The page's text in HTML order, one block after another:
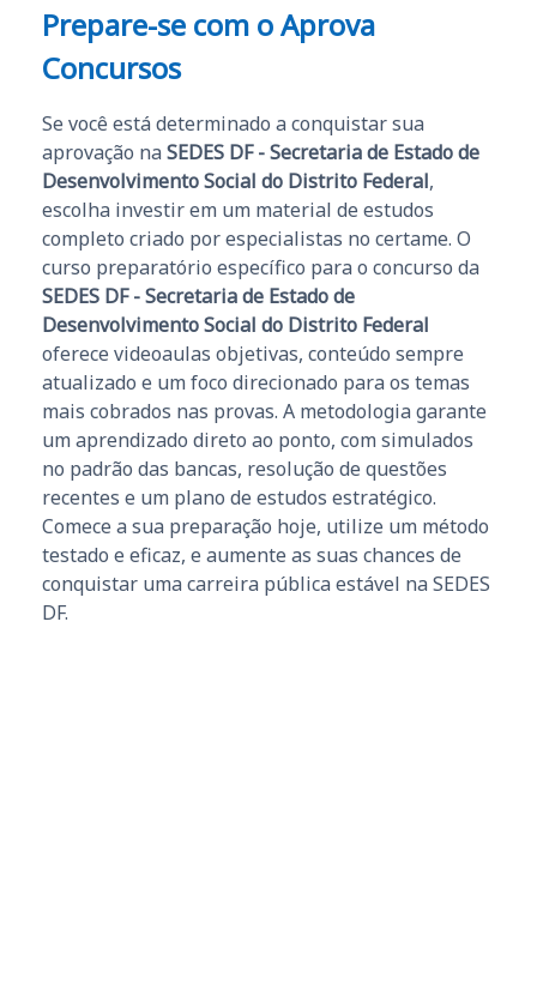
Prepare-se com o Aprova
Concursos
Se você está determinado a conquistar sua
aprovação na SEDES DF - Secretaria de Estado de
Desenvolvimento Social do Distrito Federal,
escolha investir em um material de estudos
completo criado por especialistas no certame. O
curso preparatório específico para o concurso da
SEDES DF - Secretaria de Estado de
Desenvolvimento Social do Distrito Federal
oferece videoaulas objetivas, conteúdo sempre
atualizado e um foco direcionado para os temas
mais cobrados nas provas. A metodologia garante
um aprendizado direto ao ponto, com simulados
no padrão das bancas, resolução de questões
recentes e um plano de estudos estratégico.
Comece a sua preparação hoje, utilize um método
testado e eficaz, e aumente as suas chances de
conquistar uma carreira pública estável na SEDES
DF.